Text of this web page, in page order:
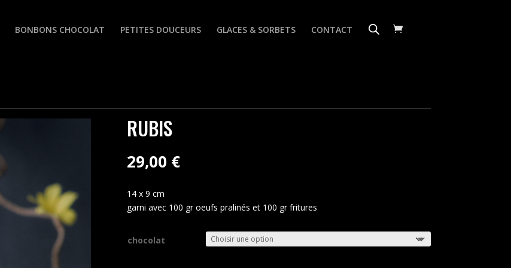
BONBONS CHOCOLAT PETITES DOUCEURS GLACES & SORBETS CONTACT
RUBIS
29,00 €
14 x 9 cm
garni avec 100 gr oeufs pralinés et 100 gr fritures
chocolat